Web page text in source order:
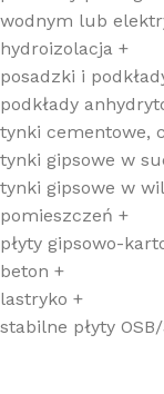
wodnym lub
hydroizolacja +
posadzki i
podkłady
tynki cementowe,
tynki gipsowe w
tynki gipsowe w
pomieszczeń +
płyty gipsowo-
beton +
lastryko +
stabilne płyty